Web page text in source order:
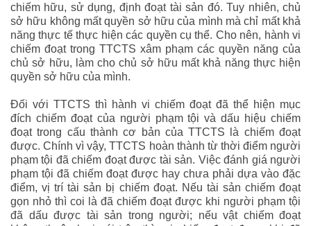
chiếm hữu, sử dụng, định đoạt tài sản đó. Tuy nhiên, chủ
sở hữu không mất quyền sở hữu của mình mà chỉ mất khả
năng thực tế thực hiện các quyền cụ thể. Cho nên, hành vi
chiếm đoạt trong TTCTS xâm phạm các quyền năng của
chủ sở hữu, làm cho chủ sở hữu mất khả năng thực hiện
quyền sở hữu của mình.
Đối với TTCTS thì hành vi chiếm đoạt đã thể hiện mục
đích chiếm đoạt của người phạm tội và dấu hiệu chiếm
đoạt trong cấu thành cơ bản của TTCTS là chiếm đoạt
được. Chính vì vậy, TTCTS hoàn thành từ thời điểm người
phạm tội đã chiếm đoạt được tài sản. Việc đánh giá người
phạm tội đã chiếm đoạt được hay chưa phải dựa vào đặc
điểm, vị trí tài sản bị chiếm đoạt. Nếu tài sản chiếm đoạt
gọn nhỏ thì coi là đã chiếm đoạt được khi người phạm tội
đã dấu được tài sản trong người; nếu vật chiếm đoạt